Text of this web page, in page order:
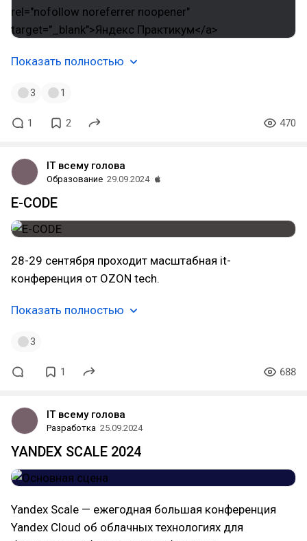
Показать полностью
3 1
1 2 470
IT всему голова
Образование 29.09.2024
E-CODE
28-29 сентября проходит масштабная it-
конференция от OZON tech.
Показать полностью
3
1 688
IT всему голова
Разработка 25.09.2024
YANDEX SCALE 2024
Yandex Scale — ежегодная большая конференция
Yandex Cloud об облачных технологиях для